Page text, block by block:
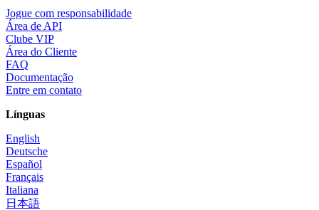
Jogue com responsabilidade
Área de API
Clube VIP
Área do Cliente
FAQ
Documentação
Entre em contato
Línguas
English
Deutsche
Español
Français
Italiana
日本語